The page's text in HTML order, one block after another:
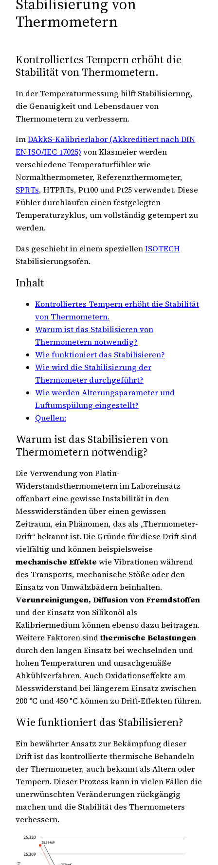
Thermometern
Kontrolliertes Tempern erhöht die
Stabilität von Thermometern.
In der Temperaturmessung hilft Stabilisierung,
die Genauigkeit und Lebensdauer von
Thermometern zu verbessern.
ImDAkkS-Kalibrierlabor (Akkreditiert nach DIN
EN ISO/IEC 17025) von Klasmeier werden
verschiedene Temperaturfühler wie
Normalthermometer, Referenzthermometer,
SPRTs, HTPRTs, Pt100 und Pt25 verwendet. Diese
Fühler durchlaufen einen festgelegten
Temperaturzyklus, um vollständig getempert zu
werden.
Das geschieht in einem speziellenISOTECH
Stabilisierungsofen.
Inhalt
Kontrolliertes Tempern erhöht die Stabilität
von Thermometern.
Warum ist das Stabilisieren von
Thermometern notwendig?
Wie funktioniert das Stabilisieren?
Wie wird die Stabilisierung der
Thermometer durchgeführt?
Wie werden Alterungsparameter und
Luftumspülung eingestellt?
Quellen:
Warum ist das Stabilisieren von
Thermometern notwendig?
Die Verwendung von Platin-
Widerstandsthermometern im Laboreinsatz
offenbart eine gewisse Instabilität in den
Messwiderständen über einen gewissen
Zeitraum, ein Phänomen, das als „Thermometer-
Drift“ bekannt ist. Die Gründe für diese Drift sind
vielfältig und können beispielsweise
mechanische Effekte wie Vibrationen während
des Transports, mechanische Stöße oder den
Einsatz von Umwälzbädern beinhalten.
Verunreinigungen, Diffusion von Fremdstoffen
und der Einsatz von Silikonöl als
Kalibriermedium können ebenso dazu beitragen.
Weitere Faktoren sindthermische Belastungen
durch den langen Einsatz bei wechselnden und
hohen Temperaturen und unsachgemäße
Abkühlverfahren. Auch Oxidationseffekte am
Messwiderstand bei längerem Einsatz zwischen
200 °C und 450 °C können zu Drift-Effekten führen.
Wie funktioniert das Stabilisieren?
Ein bewährter Ansatz zur Bekämpfung dieser
Drift ist das kontrollierte thermische Behandeln
der Thermometer, auch bekannt als Altern oder
Tempern. Dieser Prozess kann in vielen Fällen die
unerwünschten Veränderungen rückgängig
machen und die Stabilität des Thermometers
verbessern.